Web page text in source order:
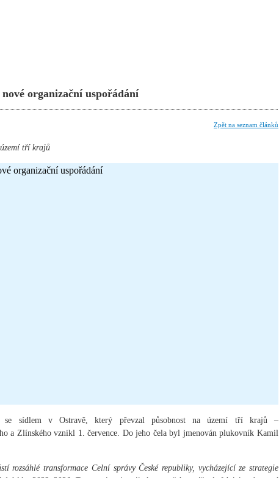
organizační uspořádání
Zpět na seznam článků
tří krajů
sídlem v Ostravě, který převzal působnost na území tří krajů –
a Zlínského vznikl 1. července. Do jeho čela byl jmenován plukovník Kamil
rozsáhlé transformace Celní správy České republiky, vycházející ze strategie